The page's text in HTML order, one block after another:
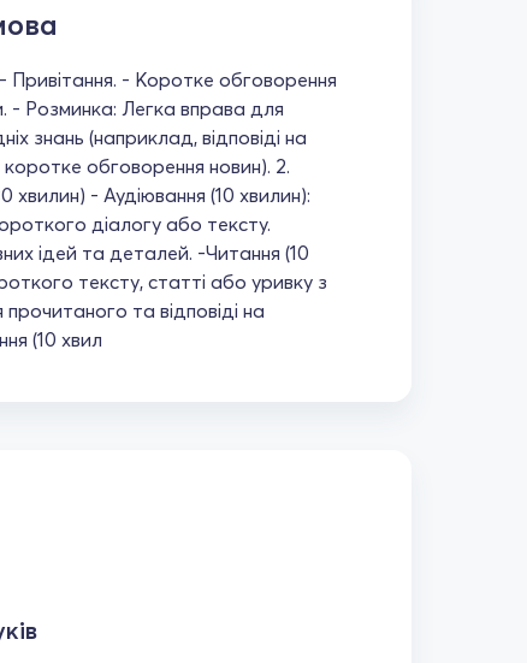
Привітання. - Коротке обговорення
- Розминка: Легка вправа для
знань (наприклад, відповіді на
обговорення новин). 2.
хвилин) - Аудіювання (10 хвилин):
діалогу або тексту.
ідей та деталей. -Читання (10
тексту, статті або уривку з
та відповіді на
(10 хвил